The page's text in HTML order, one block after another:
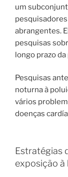
um
abrangentes.
pesquisas
longo prazo
Pesquisas
noturna à
vários
doenças
Estratégias
exposição à